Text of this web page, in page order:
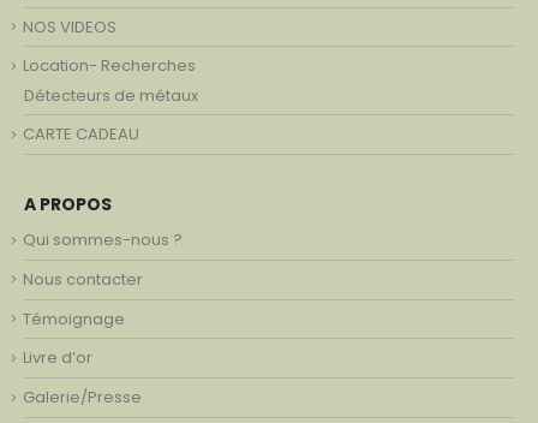
NOS VIDEOS
Location- Recherches
Détecteurs de métaux
CARTE CADEAU
A PROPOS
Qui sommes-nous ?
Nous contacter
Témoignage
Livre d’or
Galerie/Presse